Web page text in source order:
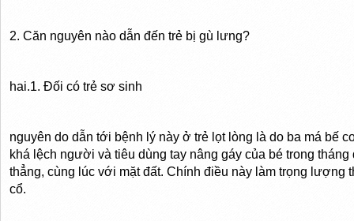
2. Căn nguyên nào dẫn đến trẻ bị gù lưng?
hai.1. Đối có trẻ sơ sinh
nguyên do dẫn tới bệnh lý này ở trẻ lọt lòng là do ba má bế
khá lệch người và tiêu dùng tay nâng gáy của bé trong
thẳng, cùng lúc với mặt đất. Chính điều này làm trọng lượng
cổ.